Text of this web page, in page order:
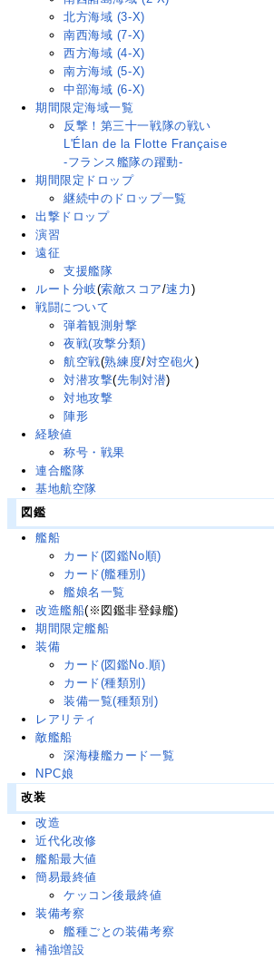
北方海域 (3-X)
南西海域 (7-X)
西方海域 (4-X)
南方海域 (5-X)
中部海域 (6-X)
期間限定海域一覧
反撃！第三十一戦隊の戦い
L'Élan de la Flotte Française
-フランス艦隊の躍動-
期間限定ドロップ
継続中のドロップ一覧
出撃ドロップ
演習
遠征
支援艦隊
ルート分岐(索敵スコア/速力 )
戦闘について
弾着観測射撃
夜戦(攻撃分類)
航空戦(熟練度/対空砲火 )
対潜攻撃(先制対潜)
対地攻撃
陣形
経験値
称号・戦果
連合艦隊
基地航空隊
図鑑
艦船
カード(図鑑No順)
カード(艦種別)
艦娘名一覧
改造艦船(※図鑑非登録艦)
期間限定艦船
装備
カード(図鑑No.順)
カード(種類別)
装備一覧(種類別)
レアリティ
敵艦船
深海棲艦カード一覧
NPC娘
改装
改造
近代化改修
艦船最大値
簡易最終値
ケッコン後最終値
装備考察
艦種ごとの装備考察
補強増設